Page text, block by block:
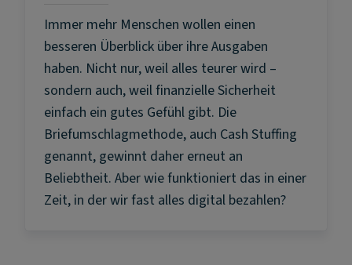
Immer mehr Menschen wollen einen
besseren Überblick über ihre Ausgaben
haben. Nicht nur, weil alles teurer wird –
sondern auch, weil finanzielle Sicherheit
einfach ein gutes Gefühl gibt. Die
Briefumschlagmethode, auch Cash Stuffing
genannt, gewinnt daher erneut an
Beliebtheit. Aber wie funktioniert das in einer
Zeit, in der wir fast alles digital bezahlen?